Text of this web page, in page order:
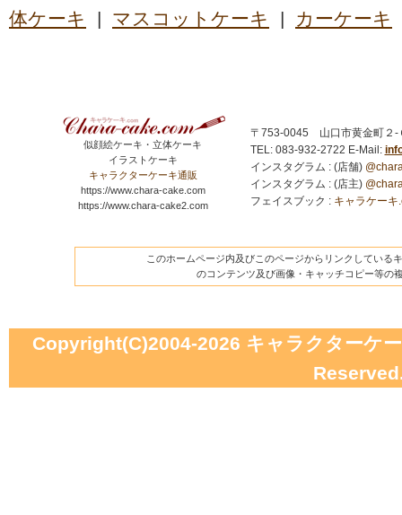
体ケーキ
| マスコットケーキ | カーケーキ
似顔絵ケーキ・立体ケーキ
イラストケーキ
キャラクターケーキ通販
https://www.chara-cake.com
https://www.chara-cake2.com
〒753-0045 山口市黄金町
TEL: 083-932-2722 E-Mail:
インスタグラム : (店舗)
インスタグラム : (店主)
フェイスブック : キャラケー
このホームページ内及びこのページからリンクしている
のコンテンツ及び画像・キャッチコピー等の
Copyright(C)2004-2026 キャラクターケ